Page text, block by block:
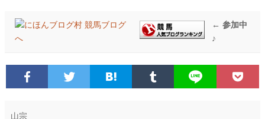
← 参加中
♪
山宗